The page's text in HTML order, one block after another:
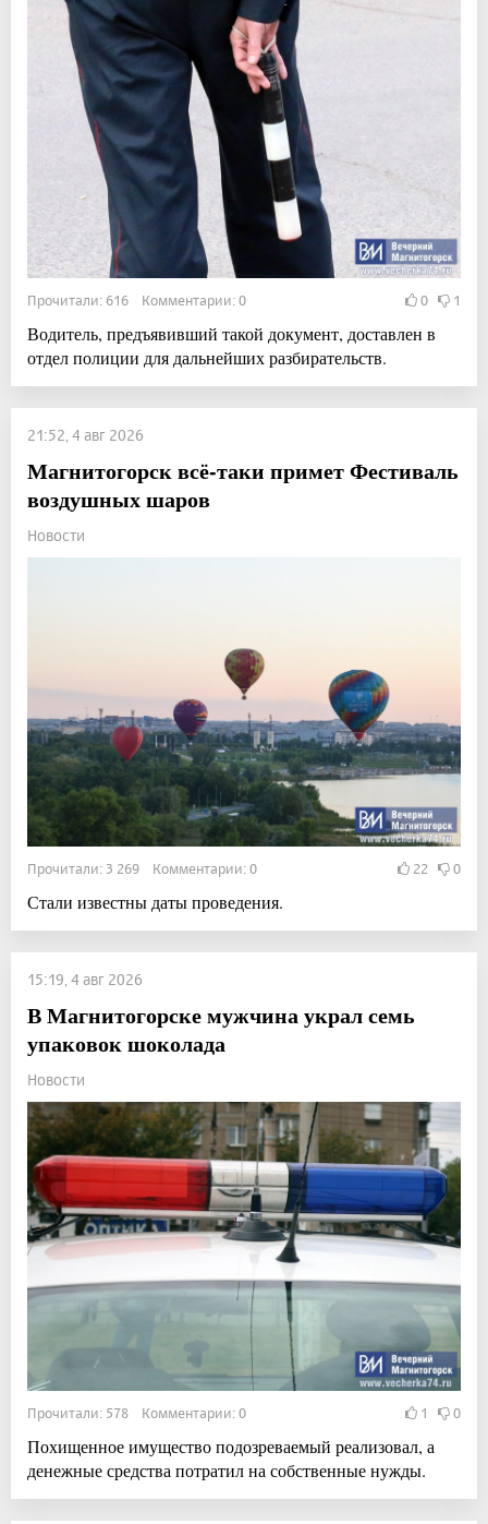
Прочитали: 616 Комментарии: 0 0 1
Водитель, предъявивший такой документ, доставлен в
отдел полиции для дальнейших разбирательств.
21:52, 4 авг 2026
Магнитогорск всё-таки примет Фестиваль
воздушных шаров
Новости
Прочитали: 3 269 Комментарии: 0 22 0
Стали известны даты проведения.
15:19, 4 авг 2026
В Магнитогорске мужчина украл семь
упаковок шоколада
Новости
Прочитали: 578 Комментарии: 0 1 0
Похищенное имущество подозреваемый реализовал, а
денежные средства потратил на собственные нужды.